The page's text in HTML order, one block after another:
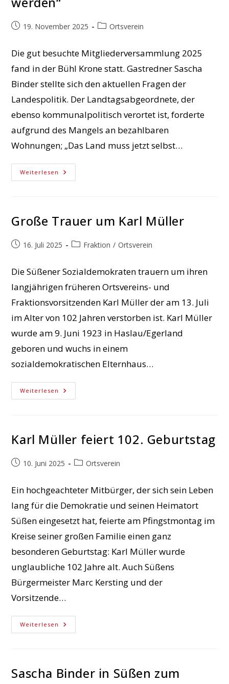
Beitrag19. November 2025
Beitrags-
Ortsverein
Die gut besuchte Mitgliederversammlung 2025
fand in der Bühl Krone statt. Gastredner Sascha
Binder stellte sich den aktuellen Fragen der
Landespolitik. Der Landtagsabgeordnete, der
ebenso kommunalpolitisch verortet ist, forderte
aufgrund des Mangels an bezahlbaren
Wohnungen; „Das Land muss jetzt selbst…
Weiterlesen Sascha
Binder
Süßener
SPD:
Grundstücken
Große Trauer um Karl Müller
Beitrag16. Juli 2025
Beitrags-
Fraktion / Ortsverein
Die Süßener Sozialdemokraten trauern um ihren
langjährigen früheren Ortsvereins- und
Fraktionsvorsitzenden Karl Müller der am 13. Juli
im Alter von 102 Jahren verstorben ist. Karl Müller
wurde am 9. Juni 1923 in Haslau/Egerland
geboren und wuchs in einem
sozialdemokratischen Elternhaus…
Weiterlesen Große
Trauer
Karl Müller feiert 102. Geburtstag
Beitrag10. Juni 2025
Beitrags-
Ortsverein
Ein hochgeachteter Mitbürger, der sich sein Leben
lang für die Demokratie und seinen Heimatort
Süßen eingesetzt hat, feierte am Pfingstmontag im
Kreise seiner großen Familie einen ganz
besonderen Geburtstag: Karl Müller wurde
unglaubliche 102 Jahre alt. Auch Süßens
Bürgermeister Marc Kersting und der
Vorsitzende…
Weiterlesen Karl
Müller
Sascha Binder in Süßen zum